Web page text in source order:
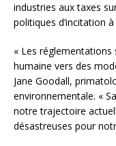
industries aux taxes
politiques d’incitation
« Les réglementations
humaine vers des
Jane Goodall,
environnementale. «
notre trajectoire
désastreuses pour